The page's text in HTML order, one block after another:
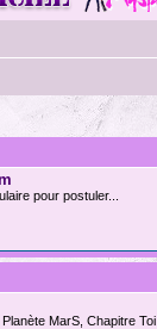
pour postuler...
MarS, Chapitre Toi